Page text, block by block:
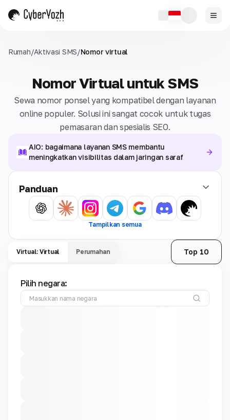
Rumah/Aktivasi SMS/Nomor virtual
Nomor Virtual untuk SMS
Sewa nomor ponsel yang kompatibel dengan layanan
online populer. Solusi ini sangat cocok untuk tugas
pemasaran dan spesialis SEO.
AIO: bagaimana layanan SMS membantu
meningkatkan visibilitas dalam jaringan saraf
Panduan
Tampilkan semua
Virtual: Virtual Perumahan Top 10
Pilih negara: